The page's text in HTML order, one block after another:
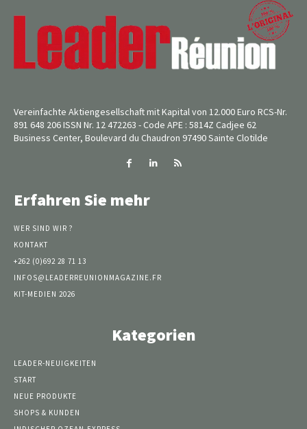
Vereinfachte Aktiengesellschaft mit Kapital von 12.000 Euro RCS-Nr.
891 648 206 ISSN Nr. 12 472263 - Code APE : 5814Z Cadjee 62
Business Center, Boulevard du Chaudron 97490 Sainte Clotilde
Erfahren Sie mehr
WER SIND WIR ?
KONTAKT
+262 (0)692 28 71 13
INFOS@LEADERREUNIONMAGAZINE.FR
KIT-MEDIEN 2026
Kategorien
LEADER-NEUIGKEITEN
START
NEUE PRODUKTE
SHOPS & KUNDEN